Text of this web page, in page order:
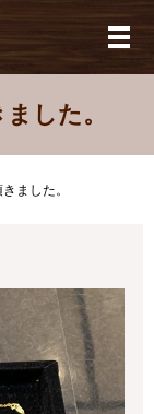
メ
した。
ました。